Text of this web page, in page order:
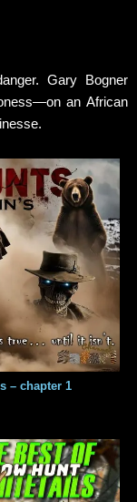
Gary Bogner
an African
– chapter 1